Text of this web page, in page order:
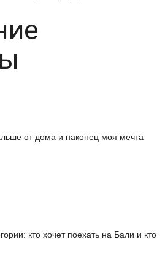
от дома и наконец моя мечта
кто хочет поехать на Бали и кто